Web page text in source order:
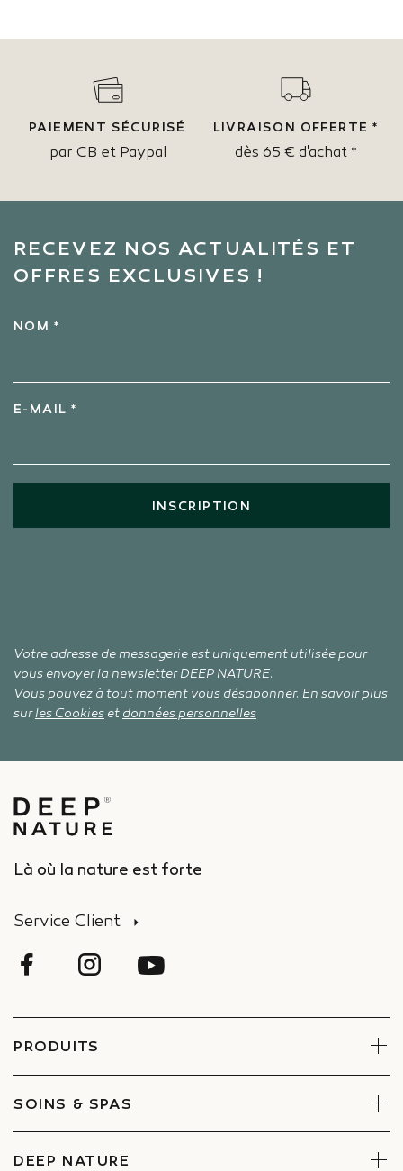
PAIEMENT SÉCURISÉ
par CB et Paypal
LIVRAISON OFFERTE *
dès 65 € d'achat *
RECEVEZ NOS ACTUALITÉS ET
OFFRES EXCLUSIVES !
NOM *
E-MAIL *
INSCRIPTION
Votre adresse de messagerie est uniquement utilisée pour
vous envoyer la newsletter DEEP NATURE.
Vous pouvez à tout moment vous désabonner. En savoir plus
surles Cookies et données personnelles
Là où la nature est forte
Service Client
PRODUITS
Visage
Corps
Coffrets
SOINS & SPAS
Réserver un soin
Trouver un Spa
DEEP NATURE